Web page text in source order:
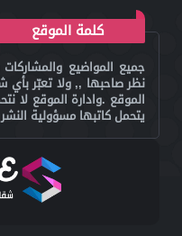
كلمة الموقع
جميع المواضيع
نظر صاحبها ,, ولا تعبّر
الموقع .وادارة الموقع لا
يتحمل كاتبها مسؤولية